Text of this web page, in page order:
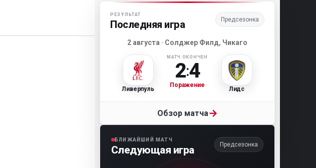
Матч-центр «Ливерпуля»
РЕЗУЛЬТАТ
Последняя игра Предсезонка
2 августа · Солджер Филд, Чикаго
Ливерпуль
МАТЧ ОКОНЧЕН
2:4
Поражение
Лидс
Обзор матча→
БЛИЖАЙШИЙ МАТЧ
Следующая игра Предсезонка